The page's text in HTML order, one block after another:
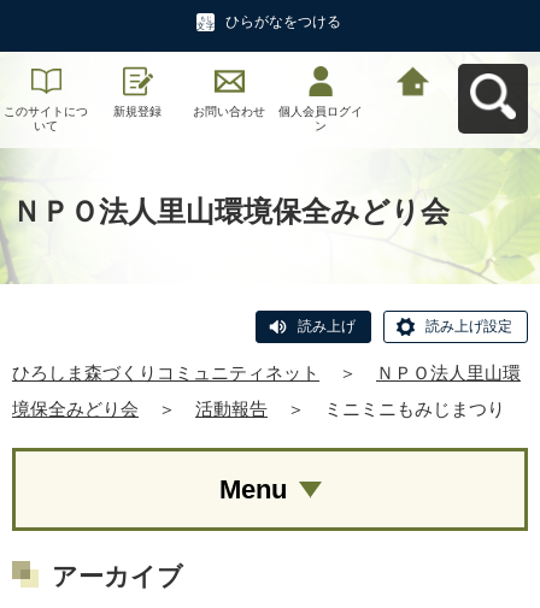
ひらがなをつける
このサイトにつ
いて
新規登録 お問い合わせ
個人会員ログイ
ン
ＮＰＯ法人里山環境保全みどり会
読み上げ 読み上げ設定
ひろしま森づくりコミュニティネット ＞
ＮＰＯ法人里山環
境保全みどり会
＞ 活動報告 ＞ ミニミニもみじまつり
Menu
アーカイブ